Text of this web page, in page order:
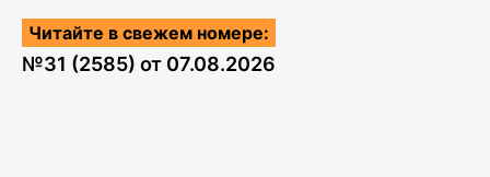
Читайте в свежем номере:
№31 (2585) от 07.08.2026